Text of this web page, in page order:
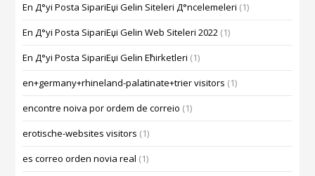
En Д°yi Posta SipariЕџi Gelin Siteleri Д°ncelemeleri (1)
En Д°yi Posta SipariЕџi Gelin Web Siteleri 2022 (1)
En Д°yi Posta SipariЕџi Gelin Ећirketleri (1)
en+germany+rhineland-palatinate+trier visitors (1)
encontre noiva por ordem de correio (1)
erotische-websites visitors (1)
es correo orden novia real (1)